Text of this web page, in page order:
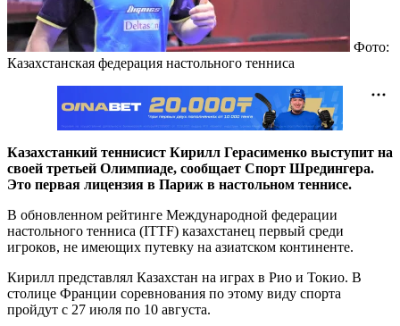
Фото:
Казахстанская федерация настольного тенниса
Казахстанкий теннисист Кирилл Герасименко выступит на
своей третьей Олимпиаде, сообщает Спорт Шредингера.
Это первая лицензия в Париж в настольном теннисе.
В обновленном рейтинге Международной федерации
настольного тенниса (ITTF) казахстанец первый среди
игроков, не имеющих путевку на азиатском континенте.
Кирилл представлял Казахстан на играх в Рио и Токио. В
столице Франции соревнования по этому виду спорта
пройдут с 27 июля по 10 августа.